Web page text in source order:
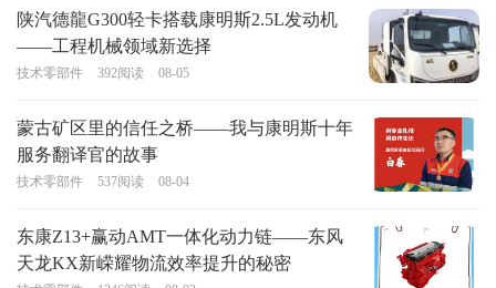
陕汽德龍G300轻卡搭载康明斯2.5L发动机
——工程机械领域新选择
技术零部件 392阅读 08-05
蒙古矿区里的信任之桥——我与康明斯十年
服务翻译官的故事
技术零部件 537阅读 08-04
东康Z13+赢动AMT一体化动力链——东风
天龙KX新嵘耀物流效率提升的秘密